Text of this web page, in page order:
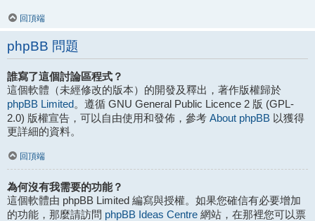
回頂端
phpBB 問題
誰寫了這個討論區程式？
這個軟體（未經修改的版本）的開發及釋出，著作版權歸於
phpBB Limited。遵循 GNU General Public Licence 2 版 (GPL-
2.0) 版權宣告，可以自由使用和發佈，參考 About phpBB 以獲得
更詳細的資料。
回頂端
為何沒有我需要的功能？
這個軟體由 phpBB Limited 編寫與授權。如果您確信有必要增加
的功能，那麼請訪問 phpBB Ideas Centre 網站，在那裡您可以票